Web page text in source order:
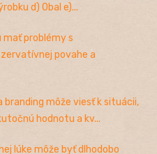
d) Obal e)...
mať problémy s
povahe a
branding môže viesť k situácii,
hodnotu a kv...
lúke môže byť dlhodobo